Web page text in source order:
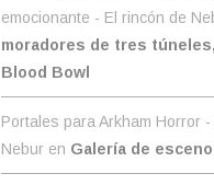
emocionante - El rincón de
moradores de tres
Blood Bowl
Portales para Arkham Horror
Nebur en Galería de